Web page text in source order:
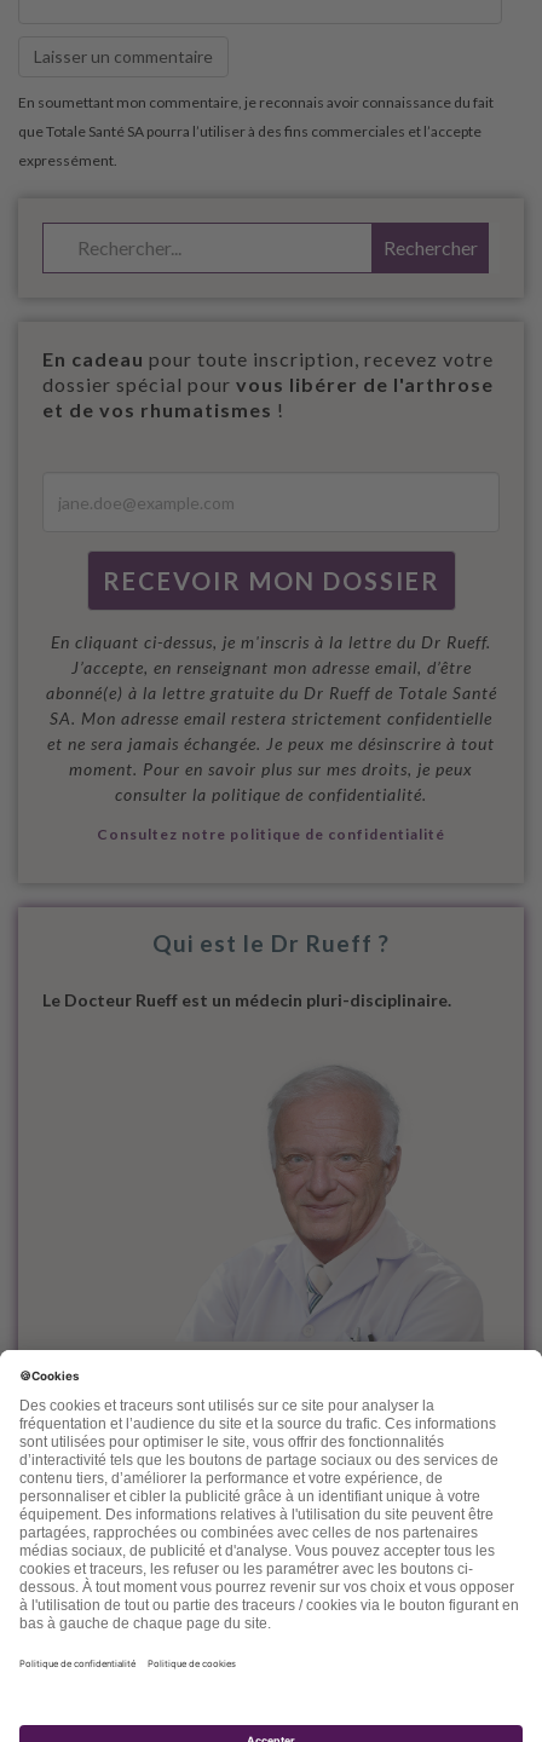
En cadeau pour toute inscription, recevez votre
dossier spécial pour vous libérer de l'arthrose
et de vos rhumatismes !
En cliquant ci-dessus, je m'inscris à la lettre du Dr Rueff.
J’accepte, en renseignant mon adresse email, d’être
abonné(e) à la lettre gratuite du Dr Rueff de Totale Santé
SA. Mon adresse email restera strictement confidentielle
et ne sera jamais échangée. Je peux me désinscrire à tout
moment. Pour en savoir plus sur mes droits, je peux
consulter la politique de confidentialité.
Consultez notre politique de confidentialité
Qui est le Dr Rueff ?
Le Docteur Rueff est un médecin pluri-disciplinaire.
Le docteur Dominique Rueff, diplômé Universitaire de
Cancérologie, est, depuis des années un fervent défenseur
de la prévention et de l'accompagnement nutritionnel et
environnemental des maladies liées à l'âge.
Désireux de découvrir d'autres thérapeutiques et d'en
mesurer les effets, il n'hésite pas à s'ouvrir vers d'autres
connaissances comme la médecine chinoise, l'homéopathie,
la phytothérapie et quelques autres. Dans ses "lettres" il
nous fait partager son expérience, ses connaissances, ses
espoirs et parfois ses doutes.